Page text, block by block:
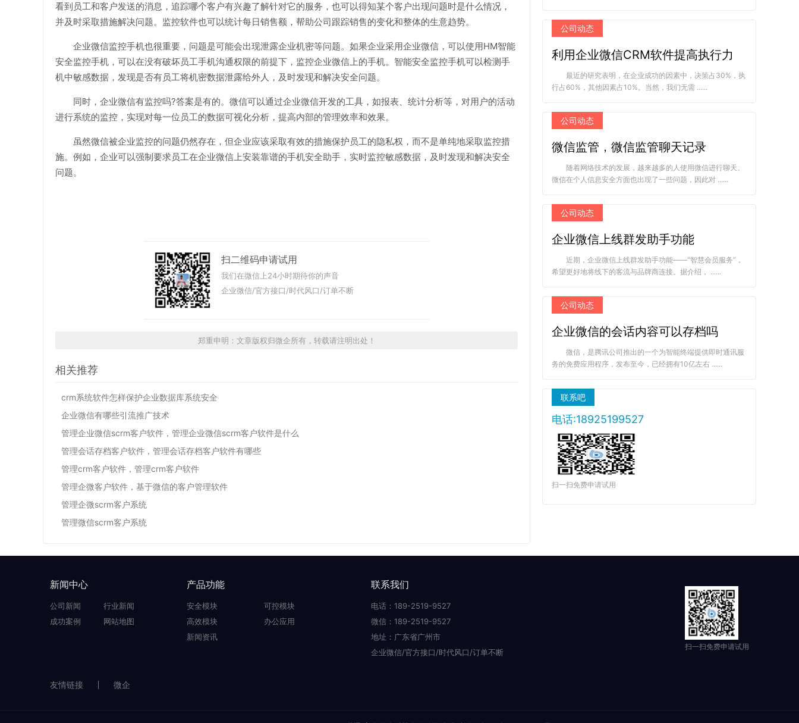
看到员工和客户发送的消息，追踪哪个客户有兴趣了解针对它的服务，也可以得知某个客户出现问题时是什么情况，
并及时采取措施解决问题。监控软件也可以统计每日销售额，帮助公司跟踪销售的变化和整体的生意趋势。
企业微信监控手机也很重要，问题是可能会出现泄露企业机密等问题。如果企业采用企业微信，可以使用HM智能
安全监控手机，可以在没有破坏员工手机沟通权限的前提下，监控企业微信上的手机。智能安全监控手机可以检测手
机中敏感数据，发现是否有员工将机密数据泄露给外人，及时发现和解决安全问题。
同时，企业微信有监控吗?答案是有的。微信可以通过企业微信开发的工具，如报表、统计分析等，对用户的活动
进行系统的监控，实现对每一位员工的数据可视化分析，提高内部的管理效率和效果。
虽然微信被企业监控的问题仍然存在，但企业应该采取有效的措施保护员工的隐私权，而不是单纯地采取监控措
施。例如，企业可以强制要求员工在企业微信上安装靠谱的手机安全助手，实时监控敏感数据，及时发现和解决安全
问题。
扫二维码申请试用
我们在微信上24小时期待你的声音
企业微信/官方接口/时代风口/订单不断
郑重申明：文章版权归微企所有，转载请注明出处！
相关推荐
crm系统软件怎样保护企业数据库系统安全
企业微信有哪些引流推广技术
管理企业微信scrm客户软件，管理企业微信scrm客户软件是什么
管理会话存档客户软件，管理会话存档客户软件有哪些
管理crm客户软件，管理crm客户软件
管理企微客户软件，基于微信的客户管理软件
管理企微scrm客户系统
管理微信scrm客户系统
公司动态
利用企业微信CRM软件提高执行力
最近的研究表明，在企业成功的因素中，决策占30%，执
行占60%，其他因素占10%。当然，我们无需 ......
公司动态
微信监管，微信监管聊天记录
随着网络技术的发展，越来越多的人使用微信进行聊天。
微信在个人信息安全方面也出现了一些问题，因此对 ......
公司动态
企业微信上线群发助手功能
近期，企业微信上线群发助手功能——“智慧会员服务”，
希望更好地将线下的客流与品牌商连接。据介绍， ......
公司动态
企业微信的会话内容可以存档吗
微信，是腾讯公司推出的一个为智能终端提供即时通讯服
务的免费应用程序，发布至今，已经拥有10亿左右 ......
联系吧
电话:18925199527
扫一扫免费申请试用
新闻中心
公司新闻
行业新闻
成功案例
网站地图
产品功能
安全模块
可控模块
高效模块
办公应用
新闻资讯
联系我们
电话：189-2519-9527
微信：189-2519-9527
地址：广东省广州市
企业微信/官方接口/时代风口/订单不断
扫一扫免费申请试用
友情链接 微企